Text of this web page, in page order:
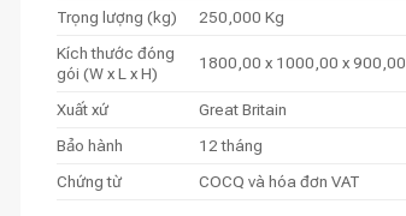
Trọng lượng (kg)
250,000 Kg
Kích thước đóng
gói (W x L x H)
1800,00 x 1000,00 x 900,00
Xuất xứ
Great Britain
Bảo hành
12 tháng
Chứng từ
COCQ và hóa đơn VAT